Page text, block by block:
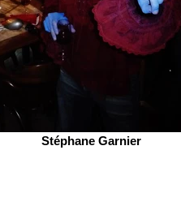
Stéphane Garnier